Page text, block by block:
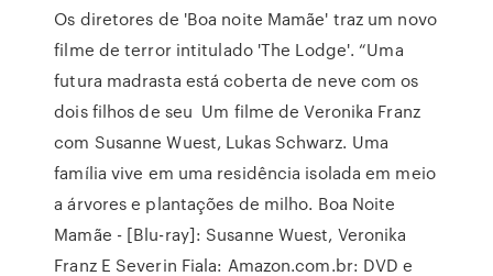
Os diretores de 'Boa noite Mamãe' traz um novo
filme de terror intitulado 'The Lodge'. “Uma
futura madrasta está coberta de neve com os
dois filhos de seu Um filme de Veronika Franz
com Susanne Wuest, Lukas Schwarz. Uma
família vive em uma residência isolada em meio
a árvores e plantações de milho. Boa Noite
Mamãe - [Blu-ray]: Susanne Wuest, Veronika
Franz E Severin Fiala: Amazon.com.br: DVD e